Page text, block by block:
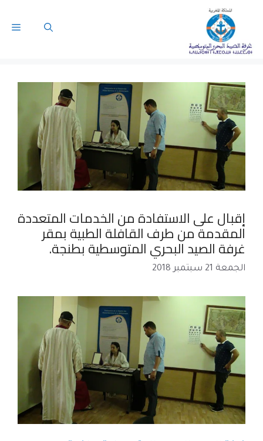
إقبال على الاستفادة من الخدمات المتعددة
المقدمة من طرف القافلة الطبية بمقر
غرفة الصيد البحري المتوسطية بطنجة.
الجمعة 21 سبتمبر 2018